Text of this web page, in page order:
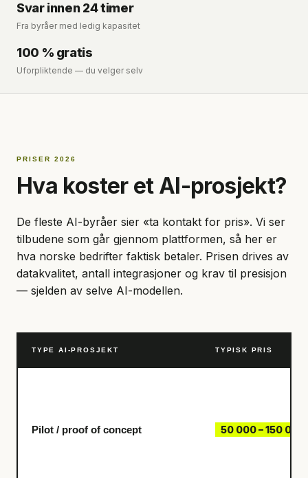
Svar innen 24 timer
Fra byråer med ledig kapasitet
100 % gratis
Uforpliktende — du velger selv
PRISER 2026
Hva koster et AI-prosjekt?
De fleste AI-byråer sier «ta kontakt for pris». Vi ser
tilbudene som går gjennom plattformen, så her er
hva norske bedrifter faktisk betaler. Prisen drives av
datakvalitet, antall integrasjoner og krav til presisjon
— sjelden av selve AI-modellen.
TYPE AI-PROSJEKT TYPISK PRIS
Pilot / proof of concept 50 000 – 150